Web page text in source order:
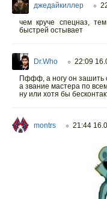
джедайкиллер ○
чем круче спецназ,
быстрей остывает
Dr.Who ○ 22:09
Пффф, а ногу он зашить
а звание мастера по
ну или хотя бы
montrs ○ 21:44